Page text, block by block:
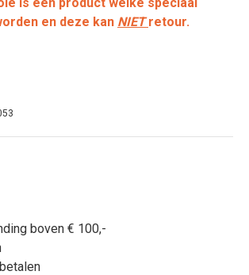
en deze kan NIETretour.
boven € 100,-